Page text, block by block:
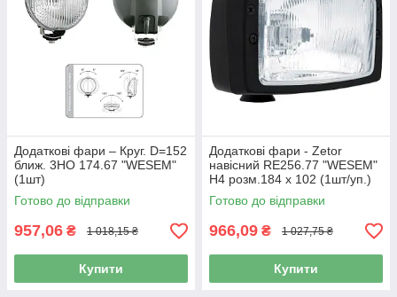
Додаткові фари – Круг. D=152
ближ. 3НО 174.67 "WESEM"
(1шт)
Готово до відправки
957,06 ₴ 1 018,15 ₴
Купити
Додаткові фари - Zetor
навісний RE256.77 "WESEM"
H4 розм.184 x 102 (1шт/уп.)
Готово до відправки
966,09 ₴ 1 027,75 ₴
Купити